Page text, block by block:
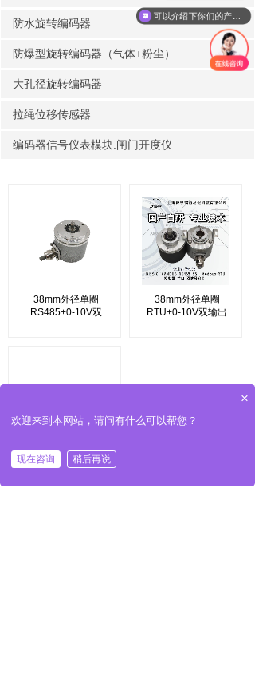
防水旋转编码器
防爆型旋转编码器（气体+粉尘） >
大孔径旋转编码器
拉绳位移传感器
编码器信号仪表模块.闸门开度仪
38mm外径单圈
RS485+0-10V双
38mm外径单圈
RTU+0-10V双输出
60mm外径单圈
可以介绍下你们的产品么
×
欢迎来到本网站，请问有什么可以帮您？
现在咨询 稍后再说